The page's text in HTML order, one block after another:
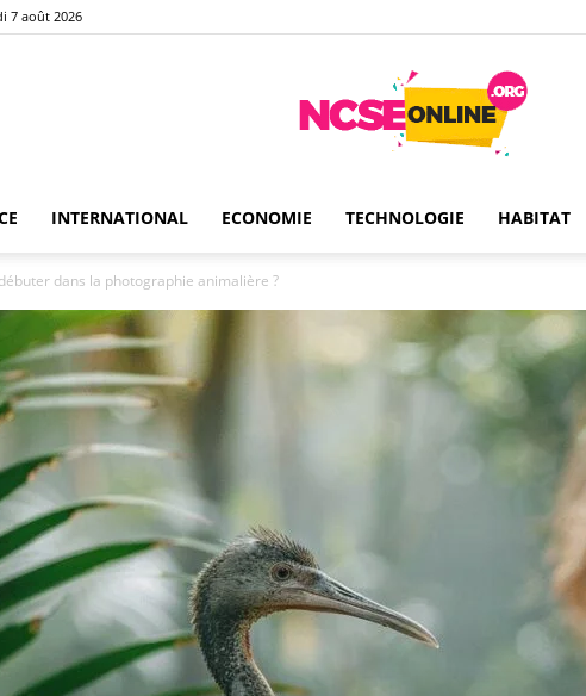
7 août 2026
INTERNATIONAL ECONOMIE TECHNOLOGIE HABITAT
dans la photographie animalière ?